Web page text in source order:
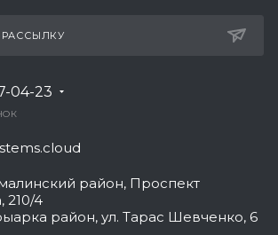
04-23
район, Проспект
210/4
район, ул. Тарас Шевченко, 6​